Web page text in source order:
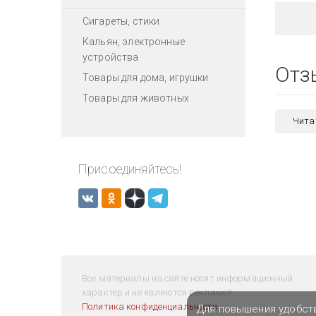
Сигареты, стики
Кальян, электронные
устройства
Товары для дома, игрушки
Товары для животных
Присоединяйтесь!
Все материалы на сайте носят информационный
характер и не являются рекламой.
Политика конфиденциальностиДля повышения